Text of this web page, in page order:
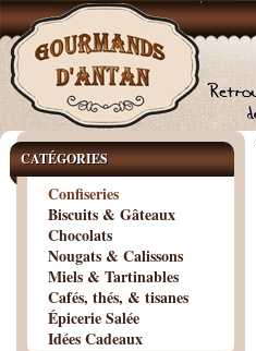
CATÉGORIES
Confiseries
Biscuits & Gâteaux
Chocolats
Nougats & Calissons
Miels & Tartinables
Cafés, thés, & tisanes
Épicerie Salée
Idées Cadeaux